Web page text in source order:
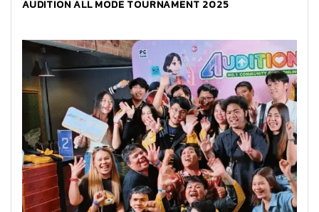
AUDITION ALL MODE TOURNAMENT 2025